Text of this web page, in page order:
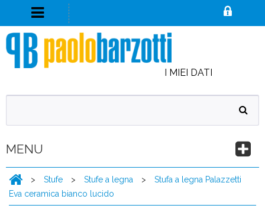
I MIEI DATI
MENU
> Stufe > Stufe a legna >
Stufa a legna Palazzetti
Eva ceramica bianco lucido